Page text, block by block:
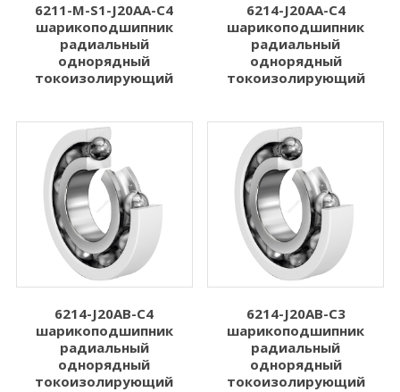
6211-M-S1-J20AA-C4
шарикоподшипник
радиальный
однорядный
токоизолирующий
6214-J20AA-C4
шарикоподшипник
радиальный
однорядный
токоизолирующий
6214-J20AB-C4
шарикоподшипник
радиальный
однорядный
токоизолирующий
6214-J20AB-C3
шарикоподшипник
радиальный
однорядный
токоизолирующий